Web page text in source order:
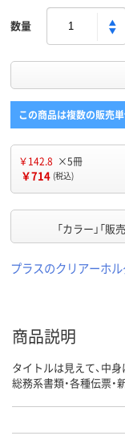
数量
この商品は複数の販売
￥142.8 ×5冊
￥714 (税込)
「カラー」「
プラスのクリアーホ
商品説明
タイトルは見えて、中
総務系書類・各種伝票